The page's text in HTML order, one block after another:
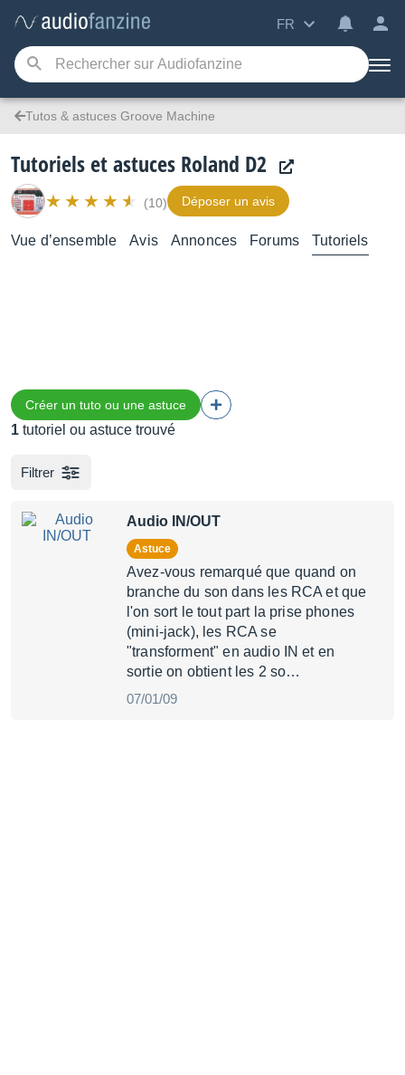
FR
Tutos & astuces Groove Machine
Tutoriels et astuces Roland D2
(10) Déposer un avis
Vue d’ensemble Avis Annonces Forums Tutoriels
Créer un tuto ou une astuce
1 tutoriel ou astuce trouvé
Filtrer
Audio IN/OUT
Astuce
Avez-vous remarqué que quand on
branche du son dans les RCA et que
l'on sort le tout part la prise phones
(mini-jack), les RCA se
"transforment" en audio IN et en
sortie on obtient les 2 so…
07/01/09